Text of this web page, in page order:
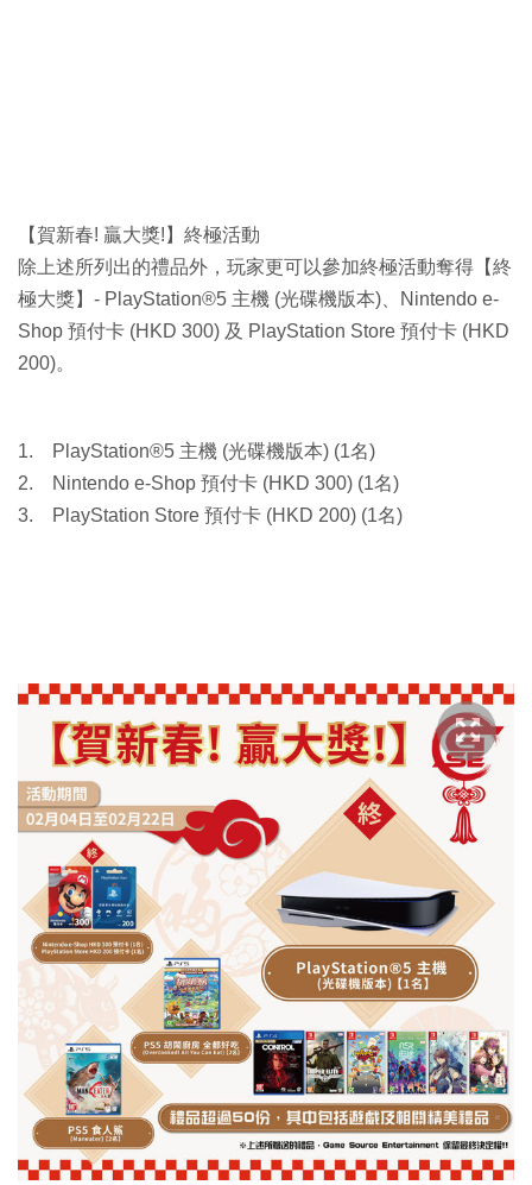
【賀新春! 贏大獎!】終極活動
除上述所列出的禮品外，玩家更可以參加終極活動奪得【終
極大獎】- PlayStation®5 主機 (光碟機版本)、Nintendo e-
Shop 預付卡 (HKD 300) 及 PlayStation Store 預付卡 (HKD
200)。
1. PlayStation®5 主機 (光碟機版本) (1名)
2. Nintendo e-Shop 預付卡 (HKD 300) (1名)
3. PlayStation Store 預付卡 (HKD 200) (1名)